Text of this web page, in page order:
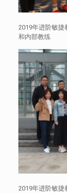
2019年进阶敏
和内部教练
2019年进阶敏捷